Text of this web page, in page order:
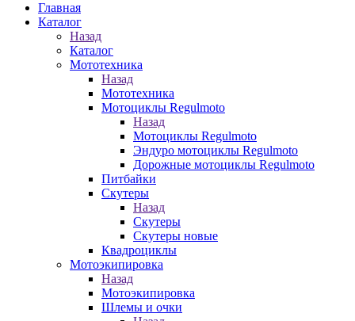
Главная
Каталог
Назад
Каталог
Мототехника
Назад
Мототехника
Мотоциклы Regulmoto
Назад
Мотоциклы Regulmoto
Эндуро мотоциклы Regulmoto
Дорожные мотоциклы Regulmoto
Питбайки
Скутеры
Назад
Скутеры
Скутеры новые
Квадроциклы
Мотоэкипировка
Назад
Мотоэкипировка
Шлемы и очки